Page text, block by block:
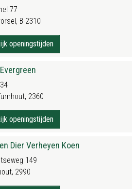
77
B-2310
openingstijden
2360
openingstijden
Dier Verheyen Koen
149
2990